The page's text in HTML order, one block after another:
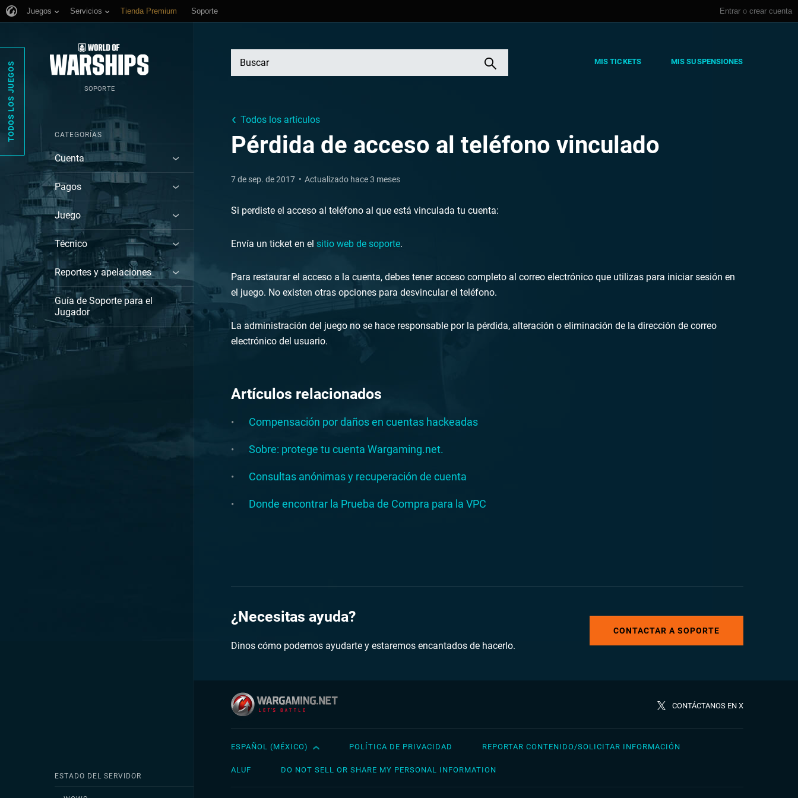
Entrar o crear cuenta
Juegos Servicios Tienda Premium Soporte
TODOS LOS JUEGOS SOPORTE
CATEGORÍAS
Cuenta
Pagos
Juego
Técnico
Reportes y apelaciones
Guía de Soporte para el
Jugador
ESTADO DEL SERVIDOR
MIS TICKETS MIS SUSPENSIONES
Todos los artículos
Pérdida de acceso al teléfono vinculado
7 de sep. de 2017 Actualizado hace 3 meses
Si perdiste el acceso al teléfono al que está vinculada tu cuenta:
Envía un ticket en el sitio web de soporte.
Para restaurar el acceso a la cuenta, debes tener acceso completo al correo electrónico que utilizas para iniciar sesión en
el juego. No existen otras opciones para desvincular el teléfono.
La administración del juego no se hace responsable por la pérdida, alteración o eliminación de la dirección de correo
electrónico del usuario.
Artículos relacionados
Compensación por daños en cuentas hackeadas
Sobre: protege tu cuenta Wargaming.net.
Consultas anónimas y recuperación de cuenta
Donde encontrar la Prueba de Compra para la VPC
¿Necesitas ayuda?
Dinos cómo podemos ayudarte y estaremos encantados de hacerlo.
CONTACTAR A SOPORTE
CONTÁCTANOS EN X
Čeština
Italiano
ESPAÑOL (MÉXICO) POLÍTICA DE PRIVACIDAD REPORTAR CONTENIDO/SOLICITAR INFORMACIÓN
ALUF DO NOT SELL OR SHARE MY PERSONAL INFORMATION